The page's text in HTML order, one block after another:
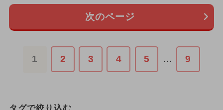
次のページ
1 2 3 4 5 … 9